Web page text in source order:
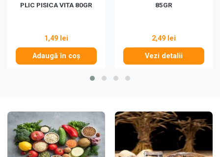
PLIC PISICA VITA 80GR
1,49 lei
Adaugă în coș
85GR
2,49 lei
Vezi detalii